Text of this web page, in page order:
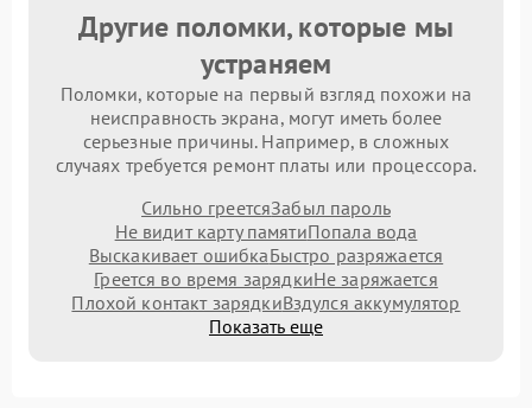
Другие поломки, которые мы
устраняем
Поломки, которые на первый взгляд похожи на
неисправность экрана, могут иметь более
серьезные причины. Например, в сложных
случаях требуется ремонт платы или процессора.
Сильно греетсяЗабыл пароль
Не видит карту памятиПопала вода
Выскакивает ошибкаБыстро разряжается
Греется во время зарядкиНе заряжается
Плохой контакт зарядкиВздулся аккумулятор
Показать еще